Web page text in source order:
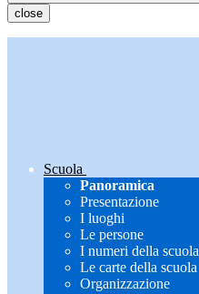
close
Scuola
Panoramica
Presentazione
I luoghi
Le persone
I numeri della scuola
Le carte della scuola
Organizzazione